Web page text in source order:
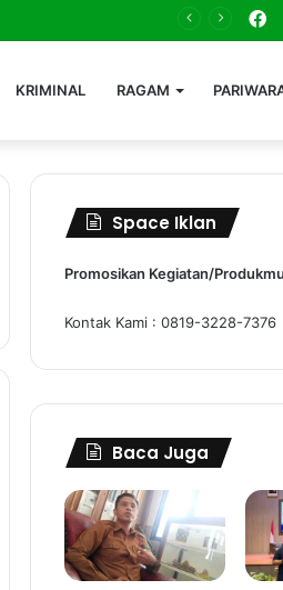
KRIMINAL RAGAM
Space Iklan
Promosikan Kegiatan/
Kontak Kami : 0819-3228-7376
Baca Juga